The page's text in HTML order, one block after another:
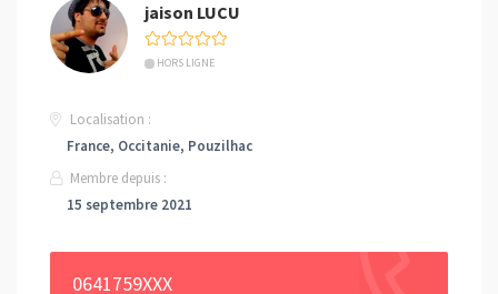
jaison LUCU
HORS LIGNE
Localisation :
France, Occitanie, Pouzilhac
Membre depuis :
15 septembre 2021
0641759XXX